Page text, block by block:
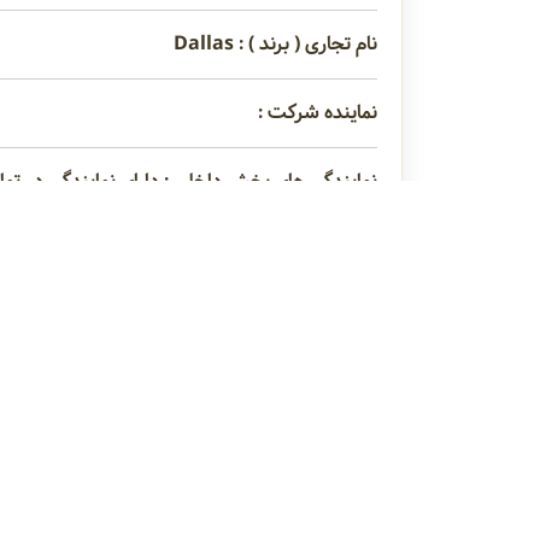
نام تجاری ( برند ) : Dallas
نماینده شرکت :
نمایندگی های پخش داخلی : دارای نمایندگی در